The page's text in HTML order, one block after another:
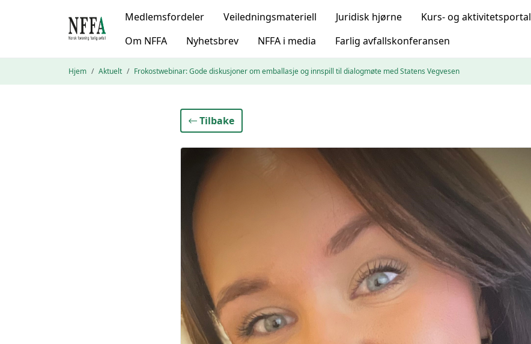
Medlemsfordeler Veiledningsmateriell Juridisk hjørne
Kurs- og aktivitetsportal
Om NFFA
Nyhetsbrev NFFA i media Farlig avfallskonferansen
Hjem Aktuelt Frokostwebinar: Gode diskusjoner om emballasje og innspill til dialogmøte med Statens Vegvesen
Tilbake